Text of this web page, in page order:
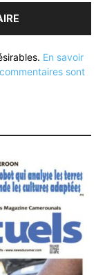
En savoir
sont